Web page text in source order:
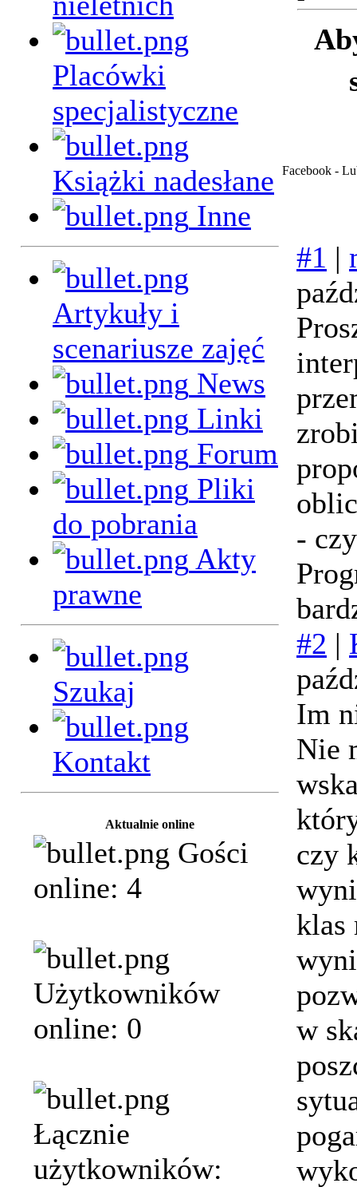
Placówki
specjalistyczne
Książki nadesłane
Inne
Artykuły i
scenariusze zajęć
News
Linki
Forum
Pliki
do pobrania
Akty
prawne
Szukaj
Kontakt
Aktualnie online
Gości
online: 4
Użytkowników
online: 0
Łącznie
użytkowników:
Facebook -
#1 |
-
#2 |
Im
Nie
czy
klas
w